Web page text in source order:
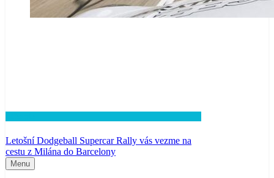
Letošní Dodgeball Supercar Rally vás vezme na
cestu z Milána do Barcelony
Menu